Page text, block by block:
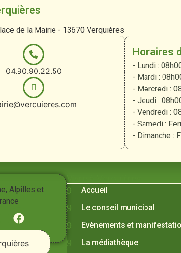
de la Mairie - 13670 Verquières
04.90.90.22.50
Horaires
- Lundi :
- Mardi :
- Mercredi :
- Jeudi :
- Vendredi :
- Samedi :
- Dimanche :
Alpilles et
Vivre à Verquières
Accueil
Le conseil municipal
Evènements et
La médiathèque